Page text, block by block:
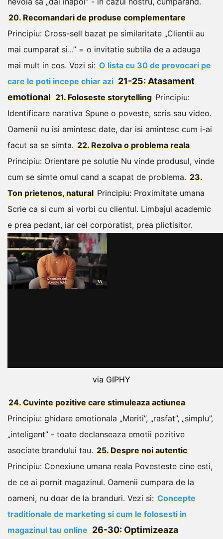
20. Recomandari de produse complementare
Principiu: Cross-sell bazat pe similaritate „Clientii au
mai cumparat si...” = o invitatie subtila de a adauga
mai mult in cos. Vezi si: O lista cu 30 de provocari pe
care le poti incepe chiar azi 21-25: Atasament
emotional 21. Foloseste storytelling Principiu:
Identificare narativa Spune o poveste, scris sau video.
Oamenii nu isi amintesc date, dar isi amintesc cum i-ai
facut sa se simta. 22. Rezolva o problema reala
Principiu: Orientare pe solutie Nu vinde produsul, vinde
cum se simte omul cand a scapat de problema. 23.
Ton prietenos, natural Principiu: Proximitate umana
Scrie ca si cum ai vorbi cu clientul. Limbajul academic
e prea pedant, iar cel corporatist, prea plictisitor.
via GIPHY
24. Cuvinte pozitive care stimuleaza actiunea
Principiu: ghidare emotionala „Meriti”, „rasfat”, „simplu”,
„inteligent” - toate declanseaza emotii pozitive
asociate brandului tau. 25. Despre noi autentic
Principiu: Conexiune umana reala Povesteste cine esti,
de ce ai pornit magazinul. Oamenii cumpara de la
oameni, nu doar de la branduri. Vezi si: Concepte
traditionale de marketing si cum le folosesti in
magazinul tau online 26-30: Optimizeaza